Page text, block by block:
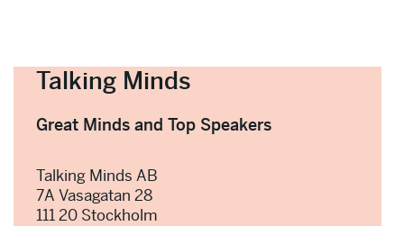
Talking Minds
Great Minds and Top Speakers
Talking Minds AB
7A Vasagatan 28
111 20 Stockholm